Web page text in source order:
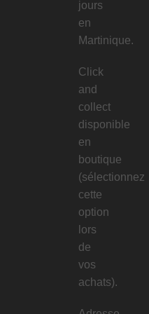
jours
en
Martinique.
Click
and
collect
disponible
en
boutique
(sélectionnez
cette
option
lors
de
vos
achats).